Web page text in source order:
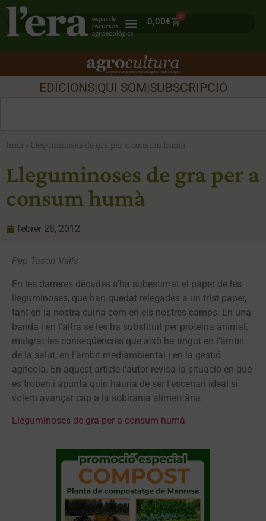
0,00€
0
EDICIONS|QUI SOM|SUBSCRIPCIÓ
Inici » Lleguminoses de gra per a consum humà
Lleguminoses de gra per a
consum humà
febrer 28, 2012
Pep Tuson Valls
En les darreres dècades s’ha subestimat el paper de les
lleguminoses, que han quedat relegades a un trist paper,
tant en la nostra cuina com en els nostres camps. En una
banda i en l’altra se les ha substituït per proteïna animal,
malgrat les conseqüències que això ha tingut en l’àmbit
de la salut, en l’àmbit mediambiental i en la gestió
agrícola. En aquest article l’autor revisa la situació en què
es troben i apunta quin hauria de ser l’escenari ideal si
volem avançar cap a la sobirania alimentària.
Lleguminoses de gra per a consum humà